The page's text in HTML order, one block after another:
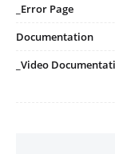
_Error Page
Documentation
_Video